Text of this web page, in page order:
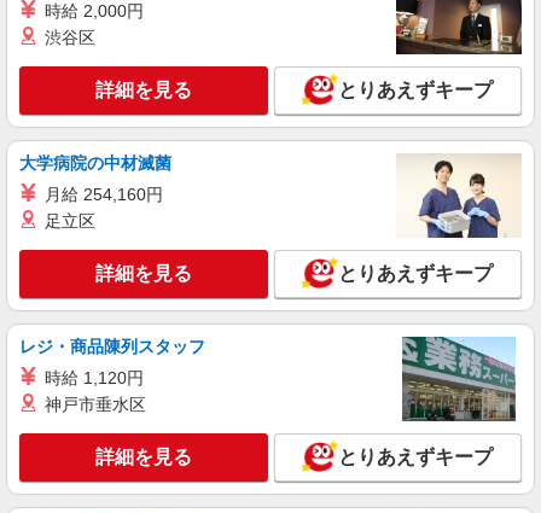
アルバイト
コンパスグループ・ジャパン株式会社 20540_p
調理師【アルバイト・パート】
時給1,600円以上 試用期間中 時給1,600円以上
(試用期間2ヶ月) 残業が発生した場合、残業代を1
分単位で別途支給します。
ソニー本社キャフェ （東京都港区港南1-7-
詳細を見る
コンパスグループ・ジャパン株式会社 21854_p
調理員【アルバイト・パート】
世界的大手グローバル金融企業 （東京都港区
虎ノ門2-6-1 虎ノ門ヒルズステーションタワー）
キープ 詳細を見る
時給 2,000円
渋谷区
詳細を見る とりあえずキープ
大学病院の中材滅菌
月給 254,160円
足立区
詳細を見る とりあえずキープ
レジ・商品陳列スタッフ
時給 1,120円
神戸市垂水区
詳細を見る とりあえずキープ